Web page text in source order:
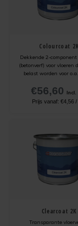
Kunststofcoat
Linoleumcoat
Pre Dekverf
Cementdekvloer verven
Garagevloer verven
Gietvloer verven
Grindvloer verven
Keldervloer verven
Keukenvloer verven
Bestendigheid
Benodigdheden
Veiligheidsinformatie
Cementdekvloer met
Laminaatvloer verven
Cementdekvloer
Colourcoat 2K
Dekkende 2-component
(betonverf) voor vloeren
belast worden voor
tegels en natuursteen.
waterdicht, niet
hittebestendig, dus
€56,60 Incl.
Prijs vanaf: €4,56 /
Clearcoat 2K
Transparante